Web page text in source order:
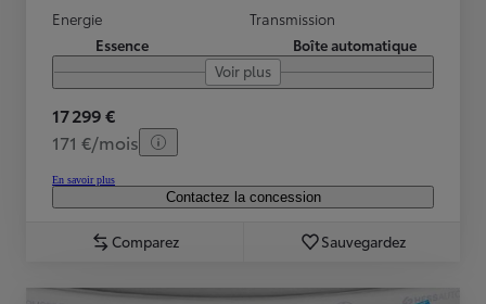
Energie
Essence
Transmission
Boîte automatique
Voir plus
17 299 €
171 €/mois
En savoir plus
Contactez la concession
Comparez Sauvegardez